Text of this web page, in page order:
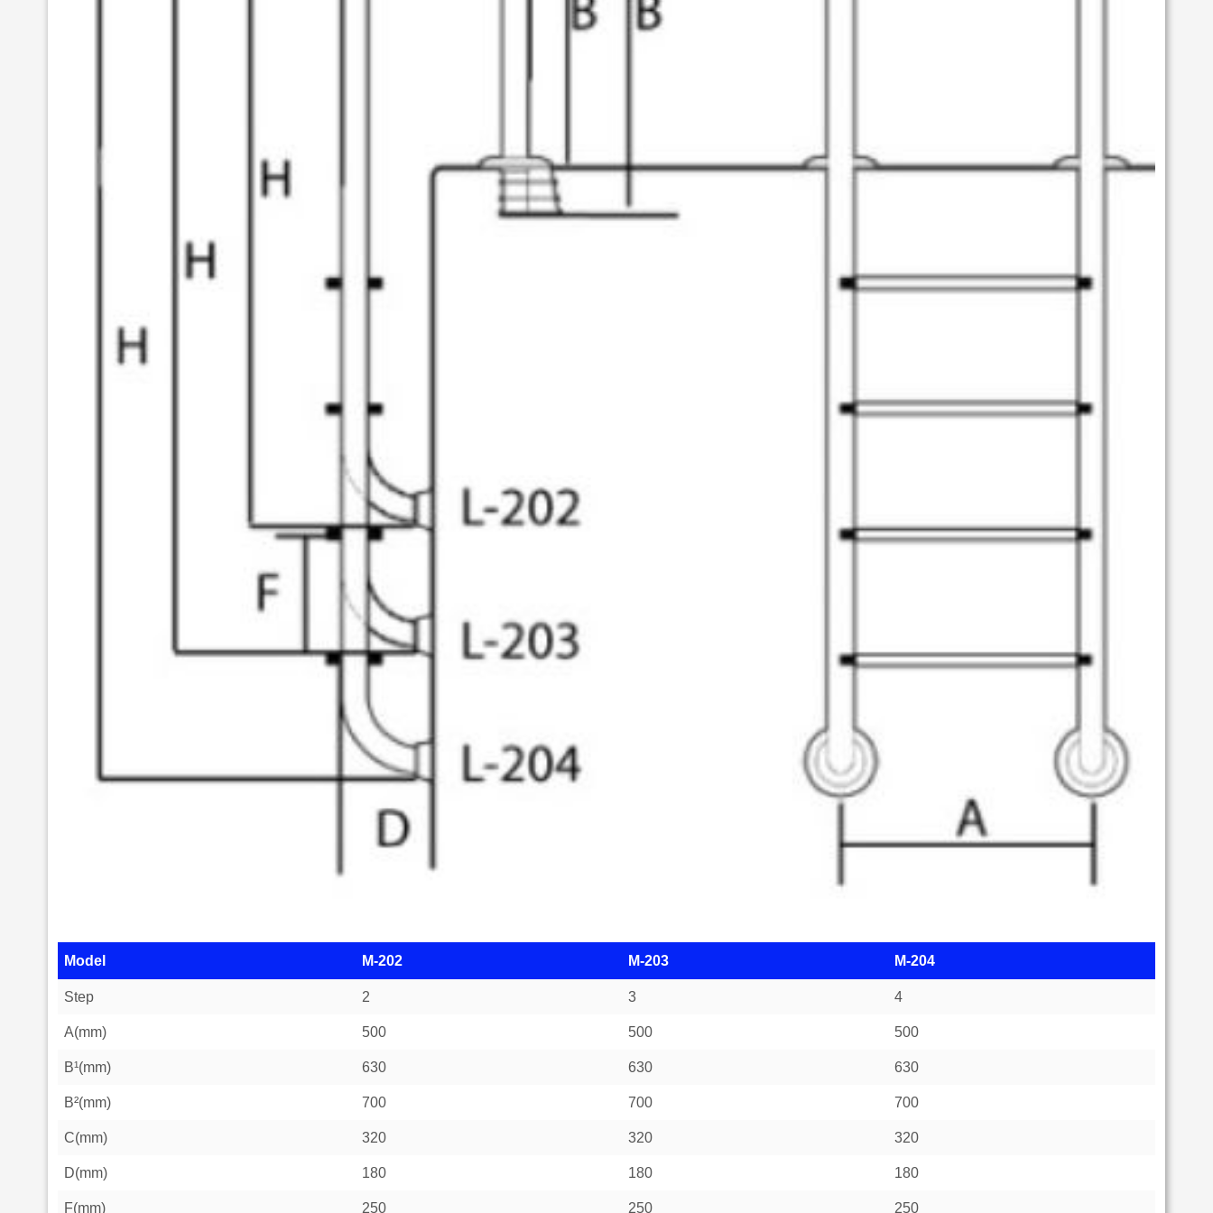
Model M-202 M-203 M-204
Step 2 3 4
A(mm) 500 500 500
B¹(mm) 630 630 630
B²(mm) 700 700 700
C(mm) 320 320 320
D(mm) 180 180 180
F(mm) 250 250 250